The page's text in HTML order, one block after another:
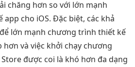
chăng hơn so với lớn mạnh
cho iOS. Đặc biệt, các khả
lớn mạnh chương trình thiết kế
và việc khởi chạy chương
được coi là khó hơn đa dạng